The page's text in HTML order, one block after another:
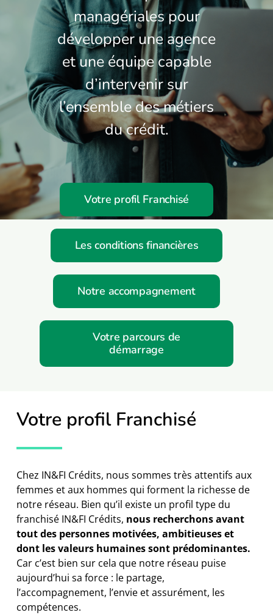
Contactez-nousmanagériales pour
développer une agence
et une équipe capable
d’intervenir sur
l’ensemble des métiers
du crédit.
Votre profil Franchisé
Les conditions financières
Notre accompagnement
Votre parcours de
démarrage
Votre profil Franchisé
Chez IN&FI Crédits, nous sommes très attentifs aux
femmes et aux hommes qui forment la richesse de
notre réseau. Bien qu’il existe un profil type du
franchisé IN&FI Crédits, nous recherchons avant
tout des personnes motivées, ambitieuses et
dont les valeurs humaines sont prédominantes.
Car c’est bien sur cela que notre réseau puise
aujourd’hui sa force : le partage,
l’accompagnement, l’envie et assurément, les
compétences.